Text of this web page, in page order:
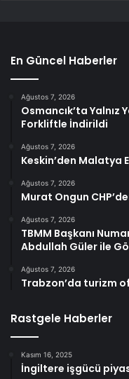
En Güncel Haberler
Ağustos 7, 2026
Osmancık’ta Yalnız
Forkliftle İndirildi
Ağustos 7, 2026
Keskin’den Malatya
Ağustos 7, 2026
Murat Ongun
Ağustos 7, 2026
TBMM Başkanı
Abdullah Güler ile
Ağustos 7, 2026
Trabzon’da turizm
Rastgele Haberler
Kasım 16, 2025
İngiltere işgücü